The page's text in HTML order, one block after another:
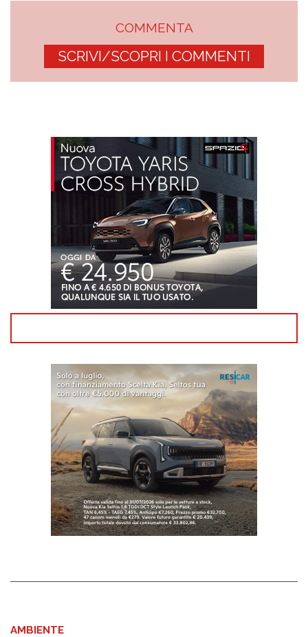
COMMENTA
SCRIVI/SCOPRI I COMMENTI
AMBIENTE